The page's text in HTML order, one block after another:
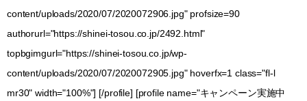
content/uploads/2020/07/2020072906.jpg" profsize=90
authorurl="https://shinei-tosou.co.jp/2492.html"
topbgimgurl="https://shinei-tosou.co.jp/wp-
content/uploads/2020/07/2020072905.jpg" hoverfx=1 class="fl-l
mr30" width="100%"] [/profile] [profile name="キャンペーン実施中